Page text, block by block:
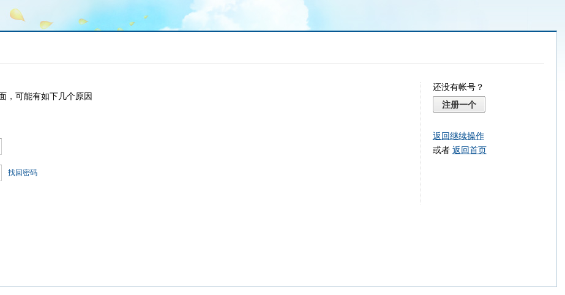
，可能有如下几个原因
找回密码
还没有帐号？
注册一个
返回继续操作
或者 返回首页